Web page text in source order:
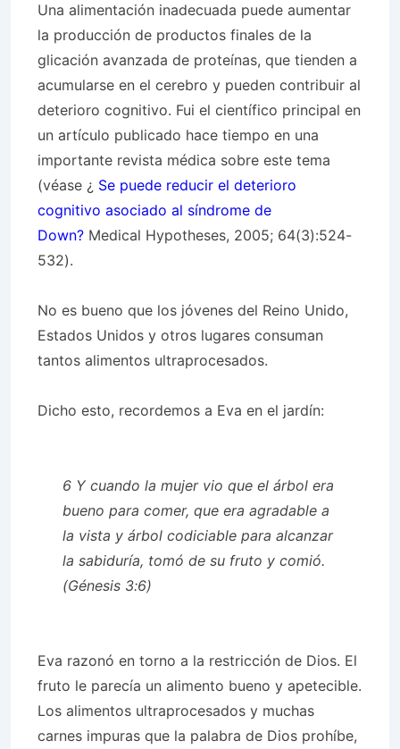
Una alimentación inadecuada puede aumentar
la producción de productos finales de la
glicación avanzada de proteínas, que tienden a
acumularse en el cerebro y pueden contribuir al
deterioro cognitivo. Fui el científico principal en
un artículo publicado hace tiempo en una
importante revista médica sobre este tema
(véase ¿ Se puede reducir el deterioro
cognitivo asociado al síndrome de
Down? Medical Hypotheses, 2005; 64(3):524-
532).
No es bueno que los jóvenes del Reino Unido,
Estados Unidos y otros lugares consuman
tantos alimentos ultraprocesados.
Dicho esto, recordemos a Eva en el jardín:
6 Y cuando la mujer vio que el árbol era
bueno para comer, que era agradable a
la vista y árbol codiciable para alcanzar
la sabiduría, tomó de su fruto y comió.
(Génesis 3:6)
Eva razonó en torno a la restricción de Dios. El
fruto le parecía un alimento bueno y apetecible.
Los alimentos ultraprocesados ​​y muchas
carnes impuras que la palabra de Dios prohíbe,